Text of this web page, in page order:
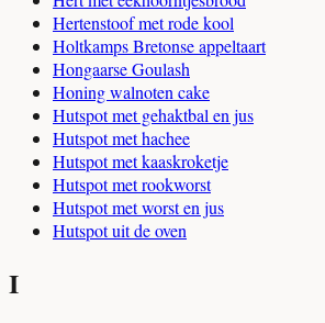
Hertenstoof met rode kool
Holtkamps Bretonse appeltaart
Hongaarse Goulash
Honing walnoten cake
Hutspot met gehaktbal en jus
Hutspot met hachee
Hutspot met kaaskroketje
Hutspot met rookworst
Hutspot met worst en jus
Hutspot uit de oven
I